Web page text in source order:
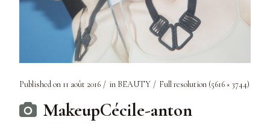
Published on 11 août 2016 in BEAUTY Full resolution (5616 × 3744)
MakeupCécile-anton